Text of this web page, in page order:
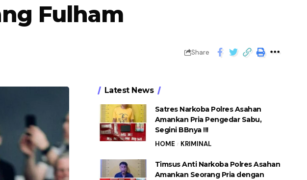
Fulham
Share
Latest News
Satres Narkoba Polres Asahan
Amankan Pria Pengedar Sabu,
Segini BBnya !!!
HOME KRIMINAL
Timsus Anti Narkoba Polres Asahan
Amankan Seorang Pria dengan